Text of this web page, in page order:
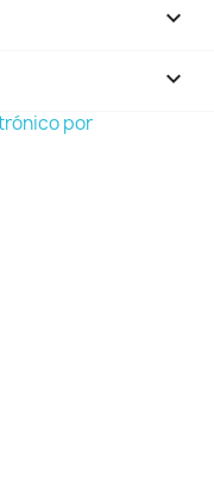

keyboard_arrow_down
por